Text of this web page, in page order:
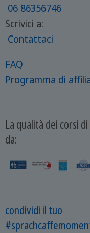
06 86356746
Scrivici a:
Contattaci
FAQ
Programma di
La qualità dei corsi
da:
condividi il tuo